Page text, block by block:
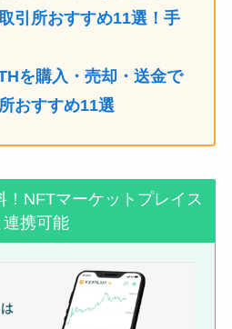
引所おすすめ11選！手
を購入・売却・送金で
おすすめ11選
！NFTマーケットプレイス
連携可能